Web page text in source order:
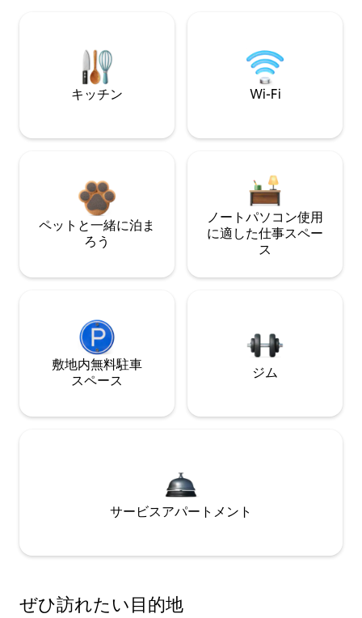
キッチン Wi-Fi
ペットと一緒に泊ま
ろう
ノートパソコン使用
に適した仕事スペー
ス
敷地内無料駐⁠車
ス⁠ペ⁠ー⁠ス
ジム
サービスアパートメント
ぜひ訪⁠れ⁠た⁠い目⁠的⁠地